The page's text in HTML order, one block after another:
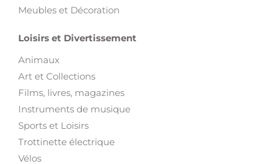
Meubles et Décoration
Loisirs et Divertissement
Animaux
Art et Collections
Films, livres, magazines
Instruments de musique
Sports et Loisirs
Trottinette électrique
Vélos